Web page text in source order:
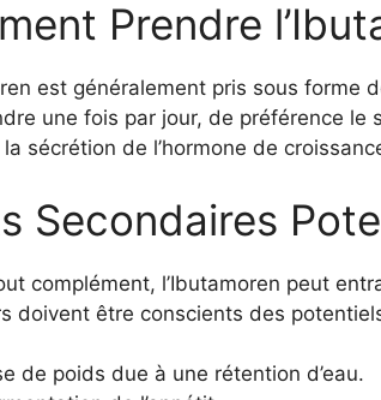
Prendre
est généralement pris sous forme
une fois par jour, de préférence le
sécrétion de l’hormone de
Secondaires
complément, l’Ibutamoren peut
doivent être conscients des
de poids due à une rétention d’eau.